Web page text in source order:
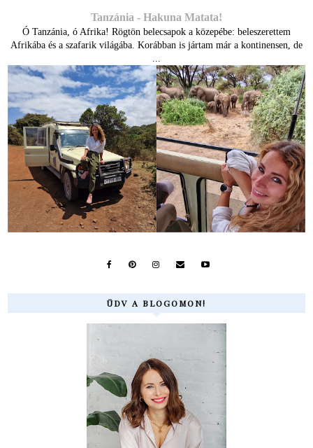
Tanzánia - Hakuna Matata!
Ó Tanzánia, ó Afrika! Rögtön belecsapok a közepébe: beleszerettem
Afrikába és a szafarik világába. Korábban is jártam már a kontinensen, de
ÜDV A BLOGOMON!